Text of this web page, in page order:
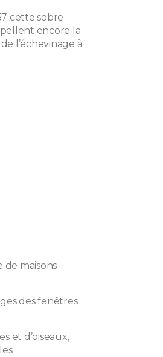
cette sobre
encore la
l’échevinage à
maisons
des fenêtres
et d’oiseaux,